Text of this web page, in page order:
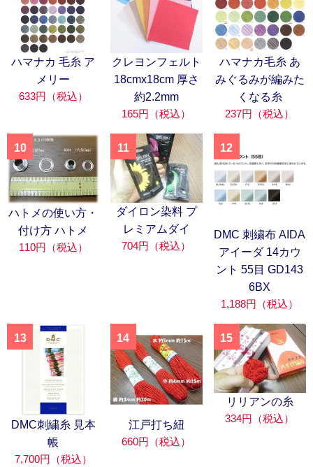
ハマナカ 毛糸 ア
メリー
633円（税込）
クレヨンフェルト
18cmx18cm 厚さ
約2.2mm
165円（税込）
ハマナカ毛糸 あ
みぐるみが編みた
くなる糸
237円（税込）
10
ハトメの使い方・
付け方 ハトメ
110円（税込）
11
ダイロン染料 プ
レミアムダイ
704円（税込）
12
DMC 刺繍布 AIDA
アイーダ 14カウ
ント 55目 GD143
6BX
1,188円（税込）
13
DMC刺繍糸 見本
帳
7,700円（税込）
14
江戸打ち紐
660円（税込）
15
リリアンの糸
334円（税込）